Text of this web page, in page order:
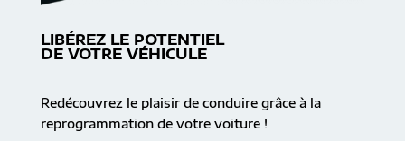
LIBÉREZ LE POTENTIEL
DE VOTRE VÉHICULE
Redécouvrez le plaisir de conduire grâce à la
reprogrammation de votre voiture !